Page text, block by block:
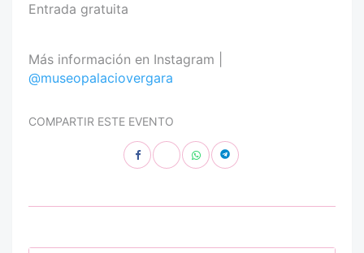
Entrada gratuita
Más información en Instagram |
@museopalaciovergara
COMPARTIR ESTE EVENTO